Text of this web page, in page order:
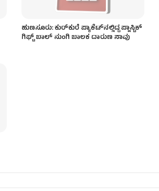
ಹುಣಸೂರು: ಕುರ್‌ಕುರೆ ಪ್ಯಾಕೆಟ್‌ನಲ್ಲಿದ್ದ ಪ್ಲಾಸ್ಟಿಕ್
ಗಿಫ್ಟ್ ಬಾಲ್ ನುಂಗಿ ಬಾಲಕ ದಾರುಣ ಸಾವು